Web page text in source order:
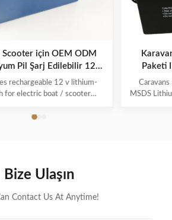
için OEM ODM
Pil Şarj Edilebilir 12v
100ah
rechargeable 12 v lithium-
for electric boat / scooter
typical 100 Ah LiFePO4 deep
Battery weight combined
Paketi
MSDS
Bize Ulaşın
Contact Us At Anytime!